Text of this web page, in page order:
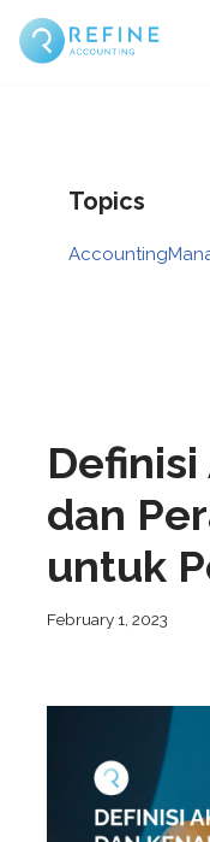
Skip
Topics
Accounting
dan
untuk
February 1, 2023